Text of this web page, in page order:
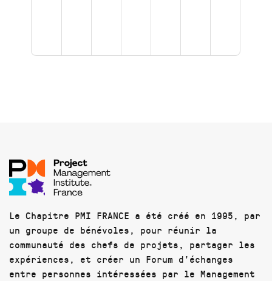
Le Chapitre PMI FRANCE a été créé en 1995, par
un groupe de bénévoles, pour réunir la
communauté des chefs de projets, partager les
expériences, et créer un Forum d'échanges
entre personnes intéressées par le Management